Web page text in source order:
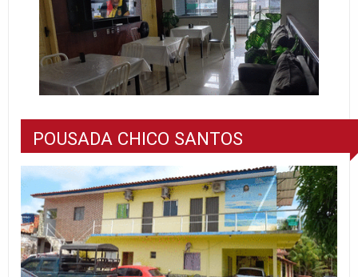
POUSADA CHICO SANTOS